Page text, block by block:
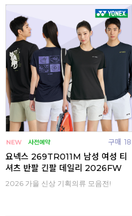
구매 18
요넥스 269TR011M 남성 여성 티
셔츠 반팔 긴팔 데일리 2026FW
2026 가을 신상 기획의류 모음전!